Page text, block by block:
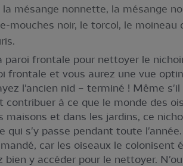
mésange nonnette, la mésange
mouches noir, le torcol, le
paroi frontale pour nettoyer le
frontale et vous aurez une vue
l'ancien nid – terminé ! Même
à ce que le monde des
maisons et dans les jardins, ce
qui s'y passe pendant toute
car les oiseaux le
y accéder pour le nettoyer.